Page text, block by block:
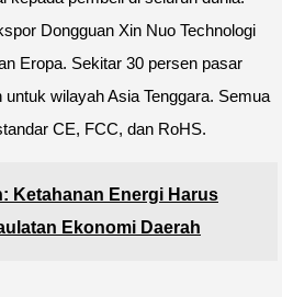
Dongguan Xin Nuo Technologi
Eropa. Sekitar 30 persen pasar
wilayah Asia Tenggara. Semua
CE, FCC, dan RoHS.
Ketahanan Energi Harus
Ekonomi Daerah